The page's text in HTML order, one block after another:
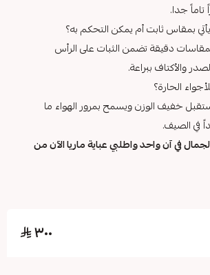
جدا.
بمقاس ثابت أم يمكن التحكم به؟
دقيقة تضمن الثبات على الرأس
والأكتاف ببراعة.
الحارة؟
خفيف الوزن ويسمح بمرور الهواء ما
في الصيف.
في آن واحد واطلبي عباية ماريا الآن من
٣٠٠